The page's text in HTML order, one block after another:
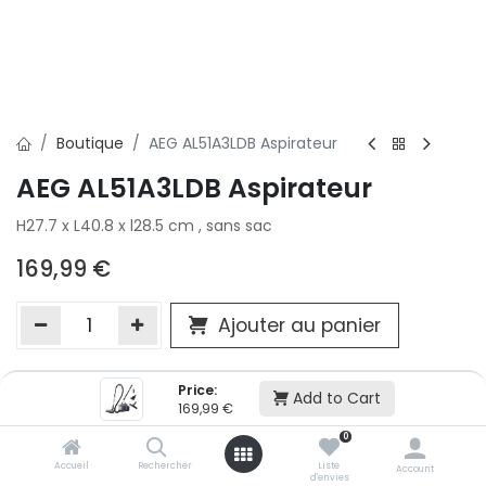
Price:
169,99 € Add to Cart
Accueil Rechercher
0
Liste
d'envies
Account
Boutique AEG AL51A3LDB Aspirateur
AEG AL51A3LDB Aspirateur
H27.7 x L40.8 x l28.5 cm , sans sac
169,99 €
Ajouter au panier
Ajouter à la liste d'envie
Si vous ne pouvez pas ajouter cet article dans votre panier
victime de son succès et momentanément indisponible.
renseigner directement dans votre magasin Conforama